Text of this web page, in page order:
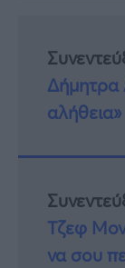
Δήμητρα
αλήθεια»
Τζεφ
να σου